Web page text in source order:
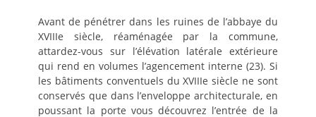
Avant de pénétrer dans les ruines de l’abbaye du
XVIIIe siècle, réaménagée par la commune,
attardez-vous sur l’élévation latérale extérieure
qui rend en volumes l’agencement interne (23). Si
les bâtiments conventuels du XVIIIe siècle ne sont
conservés que dans l’enveloppe architecturale, en
poussant la porte vous découvrez l’entrée de la